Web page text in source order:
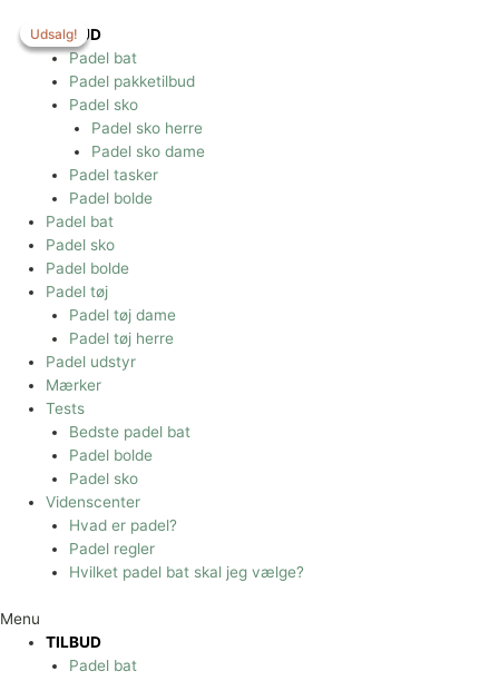
indholdet
TILBUD
Padel bat
Padel pakketilbud
Padel sko
Padel sko herre
Padel sko dame
Padel tasker
Padel bolde
Padel bat
Padel sko
Padel bolde
Padel tøj
Padel tøj dame
Padel tøj herre
Padel udstyr
Mærker
Tests
Bedste padel bat
Padel bolde
Padel sko
Videnscenter
Hvad er padel?
Padel regler
Hvilket padel bat skal jeg vælge?
Menu
TILBUD
Padel bat
Udsalg!
Udsalg!
Udsalg!